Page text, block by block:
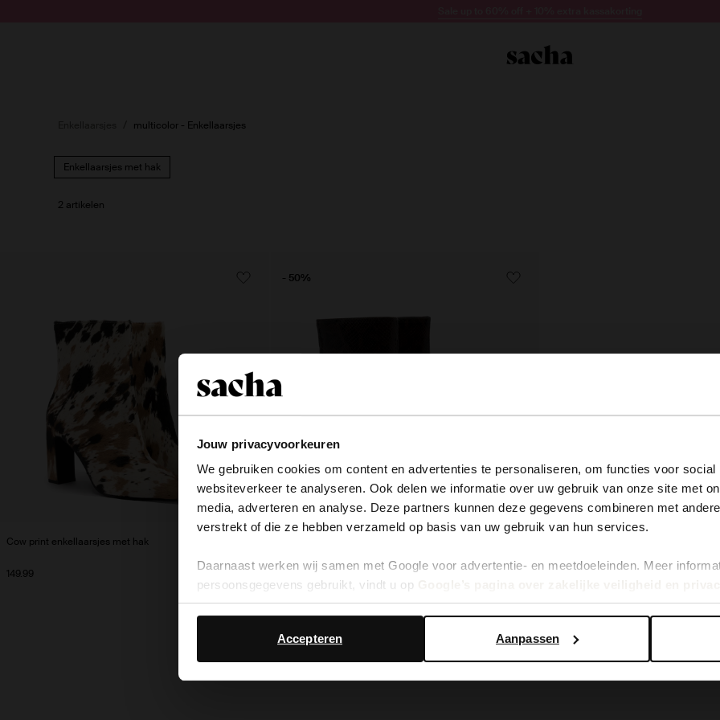
Jouw privacyvoorkeuren
We gebruiken cookies om content en advertenties te personaliseren, om functies voor social
websiteverkeer te analyseren. Ook delen we informatie over uw gebruik van onze site met
media, adverteren en analyse. Deze partners kunnen deze gegevens combineren met
verstrekt of die ze hebben verzameld op basis van uw gebruik van hun services.
Daarnaast werken wij samen met Google voor advertentie- en meetdoeleinden. Meer
persoonsgegevens gebruikt, vindt u op
Aanpassen
Accepteren
multicolor - Enkellaarsjes
Enkellaarsjes met hak
2 artikelen
Cow print enkellaarsjes met hak
149.99 99.98
50.00
- 50%
View this website in English?
It looks like your language isn't Dutch. Would you like to
switch to English?
Yes, switch to English No, stay in Dutch